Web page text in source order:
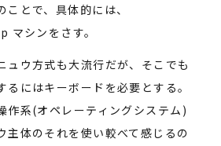
とで、具体的には、
シンをさす。
ュウ方式も大流行だが、そこでも
るにはキーボードを必要とする。
作系(オペレーティングシステム)
主体のそれを使い較べて感じるの